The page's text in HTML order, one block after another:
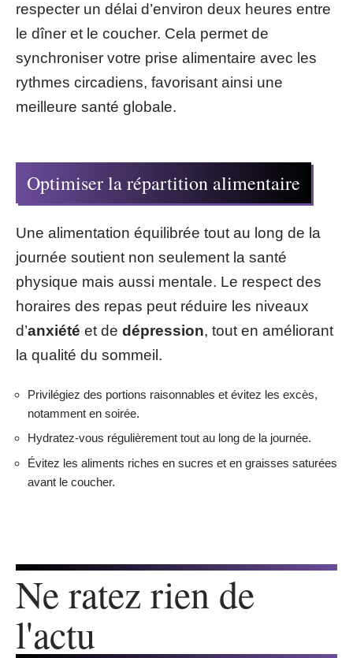
respecter un délai d’environ deux heures entre
le dîner et le coucher. Cela permet de
synchroniser votre prise alimentaire avec les
rythmes circadiens, favorisant ainsi une
meilleure santé globale.
Optimiser la répartition alimentaire
Une alimentation équilibrée tout au long de la
journée soutient non seulement la santé
physique mais aussi mentale. Le respect des
horaires des repas peut réduire les niveaux
d’anxiété et de dépression, tout en améliorant
la qualité du sommeil.
Privilégiez des portions raisonnables et évitez les excès,
notamment en soirée.
Hydratez-vous régulièrement tout au long de la journée.
Évitez les aliments riches en sucres et en graisses saturées
avant le coucher.
Ne ratez rien de
l'actu